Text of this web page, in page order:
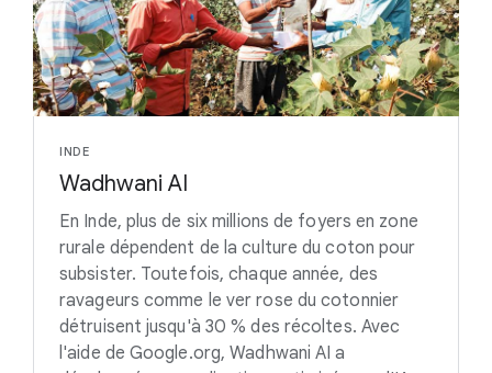
INDE
Wadhwani AI
En Inde, plus de six millions de foyers en zone
rurale dépendent de la culture du coton pour
subsister. Toutefois, chaque année, des
ravageurs comme le ver rose du cotonnier
détruisent jusqu'à 30 % des récoltes. Avec
l'aide de Google.org, Wadhwani AI a